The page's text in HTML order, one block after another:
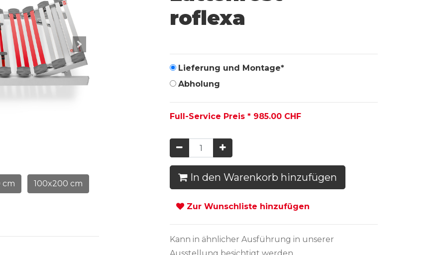
cm
100x200 cm
roflexa
Lieferung und Montage*
Abholung
Full-Service Preis * 985.00 CHF
In den Warenkorb hinzufügen
Zur Wunschliste hinzufügen
Kann in ähnlicher Ausführung in unserer